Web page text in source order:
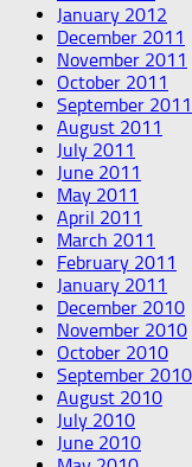
January 2012
December 2011
November 2011
October 2011
September 2011
August 2011
July 2011
June 2011
May 2011
April 2011
March 2011
February 2011
January 2011
December 2010
November 2010
October 2010
September 2010
August 2010
July 2010
June 2010